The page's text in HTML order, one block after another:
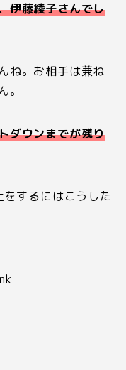
伊藤綾子さんでし
ね。お相手は兼ね
。
ダウンまでが残り
するにはこうした